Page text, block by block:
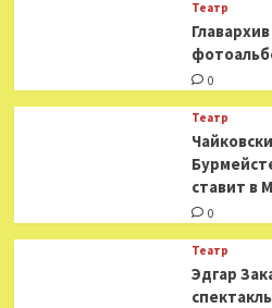
Театр
0
Театр
ставит в
0
Театр
Эдгар